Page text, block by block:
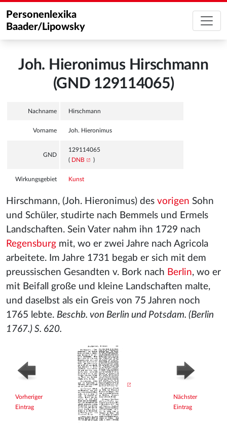
Personenlexika
Baader/Lipowsky
Joh. Hieronimus Hirschmann
(GND 129114065)
Nachname Hirschmann
Vorname Joh. Hieronimus
GND
129114065
( DNB )
Wirkungsgebiet Kunst
Hirschmann, (Joh. Hieronimus) des vorigen Sohn
und Schüler, studirte nach Bemmels und Ermels
Landschaften. Sein Vater nahm ihn 1729 nach
Regensburg mit, wo er zwei Jahre nach Agricola
arbeitete. Im Jahre 1731 begab er sich mit dem
preussischen Gesandten v. Bork nach Berlin, wo er
mit Beifall große und kleine Landschaften malte,
und daselbst als ein Greis von 75 Jahren noch
1765 lebte. Beschb. von Berlin und Potsdam. (Berlin
1767.) S. 620.
Vorheriger
Eintrag
Nächster
Eintrag